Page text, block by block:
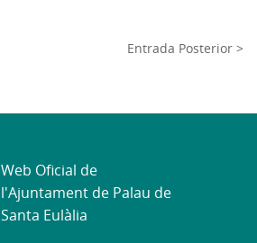
Entrada Posterior >
Web Oficial de
l'Ajuntament de Palau de
Santa Eulàlia